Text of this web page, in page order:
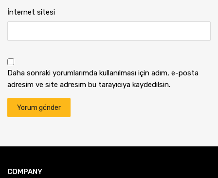
İnternet sitesi
Daha sonraki yorumlarımda kullanılması için adım, e-posta
adresim ve site adresim bu tarayıcıya kaydedilsin.
COMPANY